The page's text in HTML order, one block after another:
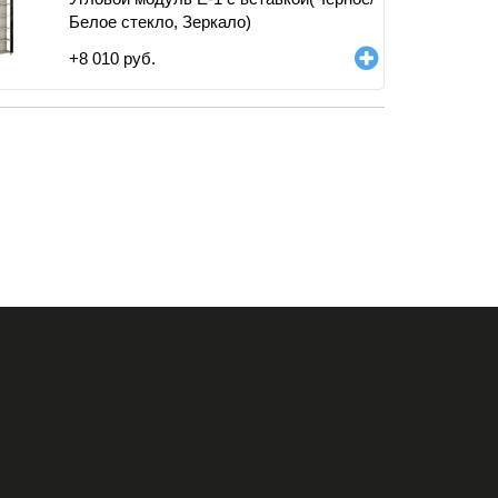
Белое стекло, Зеркало)
+8 010 руб.